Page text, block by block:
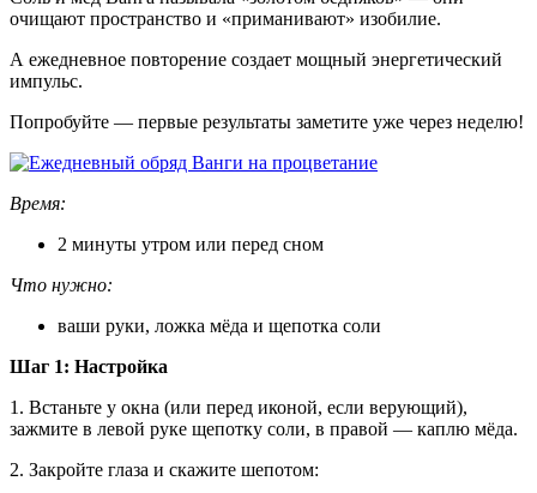
очищают пространство и «приманивают» изобилие.
А ежедневное повторение создает мощный энергетический
импульс.
Попробуйте — первые результаты заметите уже через неделю!
Время:
2 минуты утром или перед сном
Что нужно:
ваши руки, ложка мёда и щепотка соли
Шаг 1: Настройка
1. Встаньте у окна (или перед иконой, если верующий),
зажмите в левой руке щепотку соли, в правой — каплю мёда.
2. Закройте глаза и скажите шепотом: